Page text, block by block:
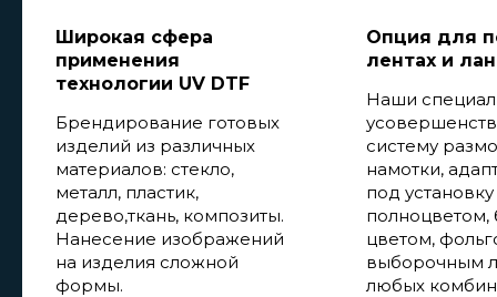
Широкая сфера
применения
технологии UV DTF
Брендирование готовых
изделий из различных
материалов: стекло,
металл, пластик,
дерево,ткань, композиты.
Нанесение изображений
на изделия сложной
формы.
Опция для
лентах и
Наши
систему
намотки,
под
цветом,
выборочным
любых